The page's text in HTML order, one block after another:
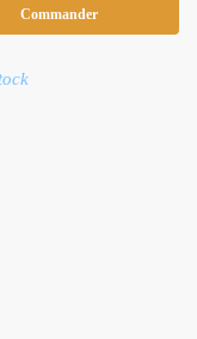
د.م. 399,00.
Commander